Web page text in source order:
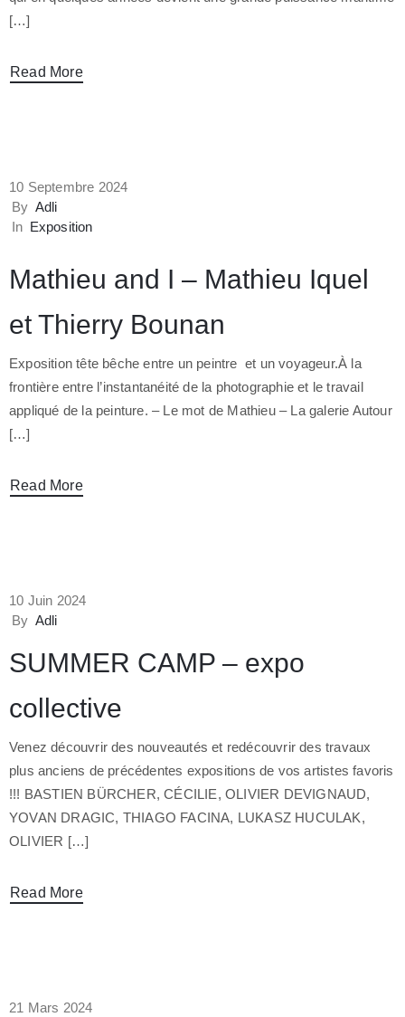
[…]
Read More
10 Septembre 2024
By Adli
In Exposition
Mathieu and I – Mathieu Iquel
et Thierry Bounan
Exposition tête bêche entre un peintre et un voyageur.À la
frontière entre l’instantanéité de la photographie et le travail
appliqué de la peinture. – Le mot de Mathieu – La galerie Autour
[…]
Read More
10 Juin 2024
By Adli
SUMMER CAMP – expo
collective
Venez découvrir des nouveautés et redécouvrir des travaux
plus anciens de précédentes expositions de vos artistes favoris
!!! BASTIEN BÜRCHER, CÉCILIE, OLIVIER DEVIGNAUD,
YOVAN DRAGIC, THIAGO FACINA, LUKASZ HUCULAK,
OLIVIER […]
Read More
21 Mars 2024